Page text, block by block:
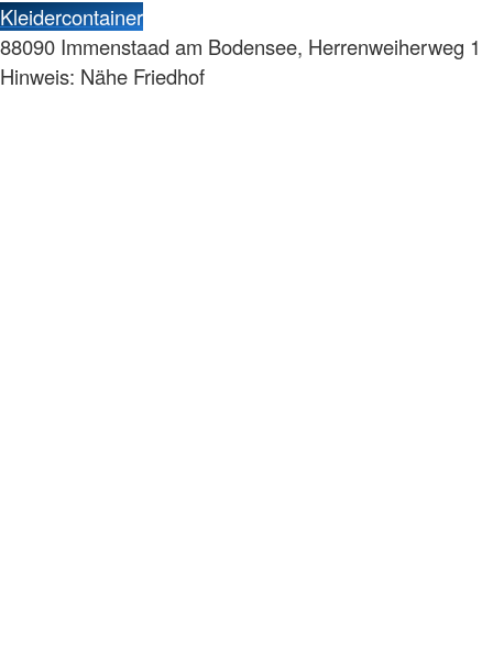
Kleidercontainer
88090 Immenstaad am Bodensee, Herrenweiherweg 1
Hinweis: Nähe Friedhof